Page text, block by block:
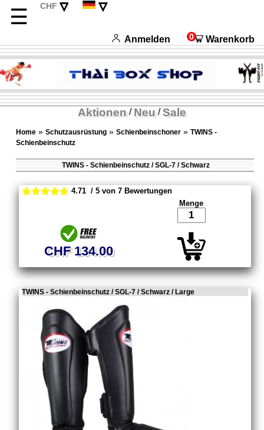
☰ CHF ▿ ▿
Italiano
Español
Anmelden 0 Warenkorb
Aktionen/ Neu/Sale
Home »Schutzausrüstung »Schienbeinschoner »TWINS -
Schienbeinschutz
TWINS - Schienbeinschutz / SGL-7 / Schwarz
4.71 / 5 von 7 Bewertungen
CHF 134.00
Menge
TWINS - Schienbeinschutz / SGL-7 / Schwarz / Large